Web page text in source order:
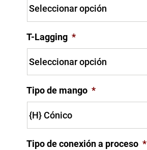
T-Lagging *
Tipo de mango *
Tipo de conexión a proceso *